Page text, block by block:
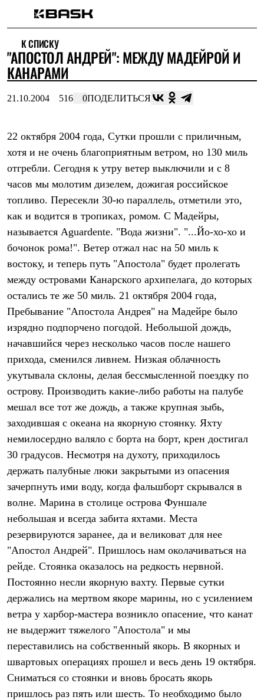
Интернет-магазин
Мужская одежда
Утепленная пухом
Куртки
Жилеты
Куртки
Штормовая одежда
Куртки
Софтшелл одежда
Куртки
Брюки
Флисовая одежда
Куртки
Брюки
Термобелье
Теплое термобелье
Среднее термобелье
Легкое термобелье
Лёгкая одежда
Футболки
Рубашки
Толстовки
Брюки
Женская одежда
Утепленная пухом
Жилеты
Утепленная синтетикой
Брюки
Штормовая одежда
Софтшелл одежда
Куртки
Брюки
Рубашки
Футболки
Толстовки
Брюки
Термобелье
Среднее термобелье
Легкое термобелье
Флисовая одежда
Брюки
Детская одежда
Утепленная пухом
Комбинезоны
Куртки
К СПИСКУ
"АПОСТОЛ АНДРЕЙ": МЕЖДУ МАДЕЙРОЙ И
КАНАРАМИ
21.10.2004 516 0ПОДЕЛИТЬСЯ
22 октября 2004 года, Сутки прошли с приличным,
хотя и не очень благоприятным ветром, но 130 миль
отгребли. Сегодня к утру ветер выключили и с 8
часов мы молотим дизелем, дожигая российское
топливо. Пересекли 30-ю параллель, отметили это,
как и водится в тропиках, ромом. С Мадейры,
называется Aguardente. "Вода жизни". "...Йо-хо-хо и
бочонок рома!". Ветер отжал нас на 50 миль к
востоку, и теперь путь "Апостола" будет пролегать
между островами Канарского архипелага, до которых
остались те же 50 миль. 21 октября 2004 года,
Пребывание "Апостола Андрея" на Мадейре было
изрядно подпорчено погодой. Небольшой дождь,
начавшийся через несколько часов после нашего
прихода, сменился ливнем. Низкая облачность
укутывала склоны, делая бессмысленной поездку по
острову. Производить какие-либо работы на палубе
мешал все тот же дождь, а также крупная зыбь,
заходившая с океана на якорную стоянку. Яхту
немилосердно валяло с борта на борт, крен достигал
30 градусов. Несмотря на духоту, приходилось
держать палубные люки закрытыми из опасения
зачерпнуть ими воду, когда фальшборт скрывался в
волне. Марина в столице острова Фуншале
небольшая и всегда забита яхтами. Места
резервируются заранее, да и великоват для нее
"Апостол Андрей". Пришлось нам околачиваться на
рейде. Стоянка оказалось на редкость нервной.
Постоянно несли якорную вахту. Первые сутки
держались на мертвом якоре марины, но с усилением
ветра у харбор-мастера возникло опасение, что канат
не выдержит тяжелого "Апостола" и мы
переставились на собственный якорь. В якорных и
швартовых операциях прошел и весь день 19 октября.
Сниматься со стоянки и вновь бросать якорь
пришлось раз пять или шесть. То необходимо было